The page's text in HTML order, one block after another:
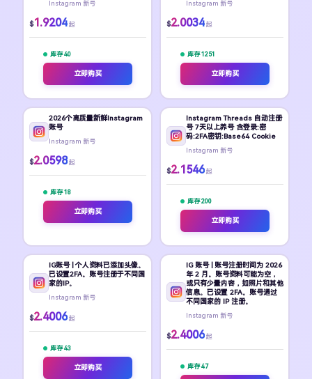
Instagram 新号
$1.9204 起
库存 40
立即购买
Instagram 新号
$2.0034 起
库存 1251
立即购买
2026个高质量新鲜Instagram
账号
Instagram 新号
$2.0598 起
库存 18
立即购买
Instagram Threads 自动注册
号 7天以上养号 含登录:密
码:2FA密钥:Base64 Cookie
Instagram 新号
$2.1546 起
库存 200
立即购买
IG账号 | 个人资料已添加头像。
已设置2FA。账号注册于不同国
家的IP。
Instagram 新号
$2.4006 起
库存 43
立即购买
IG 账号 | 账号注册时间为 2026
年 2 月。账号资料可能为空，
或只有少量内容，如照片和其他
信息。已设置 2FA。账号通过
不同国家的 IP 注册。
Instagram 新号
$2.4006 起
库存 47